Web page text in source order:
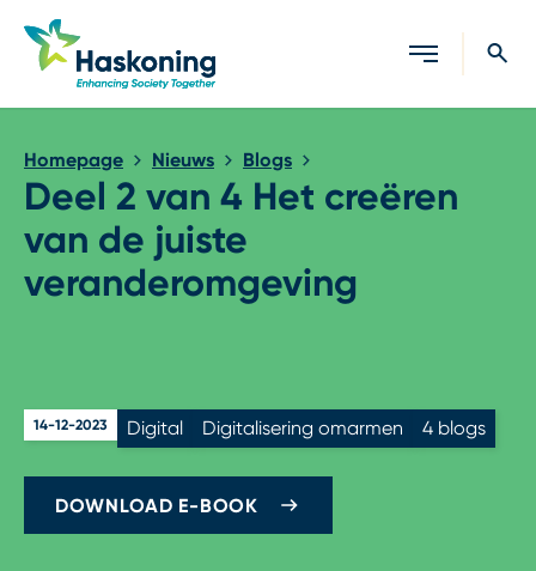
Sluiten
Homepage Nieuws Blogs
Deel 2 van 4 Het creëren
van de juiste
veranderomgeving
14-12-2023 Digital Digitalisering omarmen 4 blogs
DOWNLOAD E-BOOK